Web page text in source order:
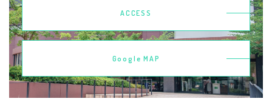
ACCESS
Google MAP